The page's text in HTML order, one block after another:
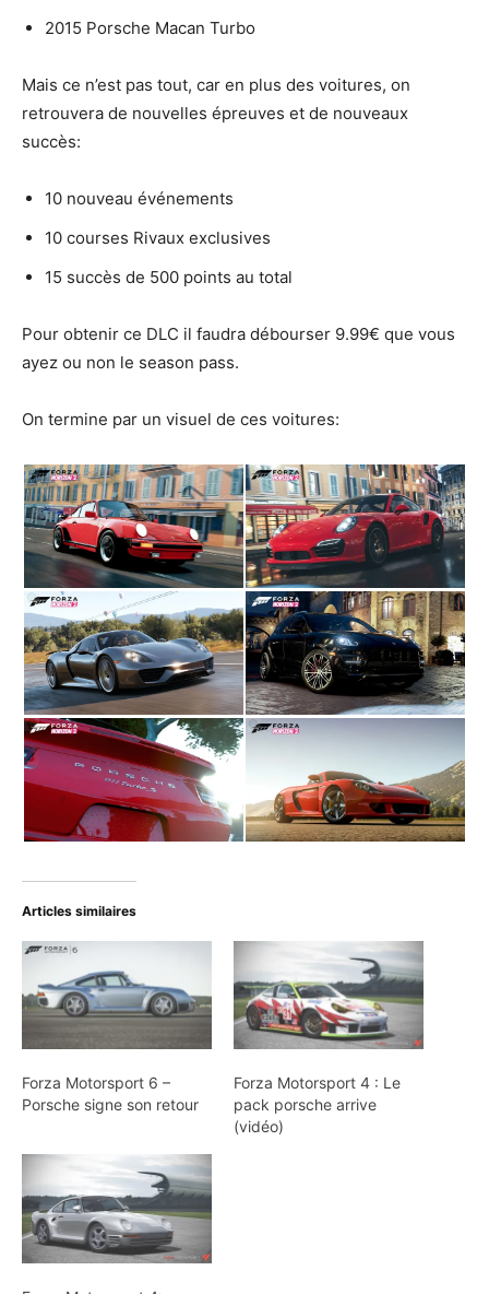
2015 Porsche Macan Turbo
Mais ce n’est pas tout, car en plus des voitures, on
retrouvera de nouvelles épreuves et de nouveaux
succès:
10 nouveau événements
10 courses Rivaux exclusives
15 succès de 500 points au total
Pour obtenir ce DLC il faudra débourser 9.99€ que vous
ayez ou non le season pass.
On termine par un visuel de ces voitures:
Articles similaires
Forza Motorsport 6 –
Porsche signe son retour
Forza Motorsport 4 : Le
pack porsche arrive
(vidéo)